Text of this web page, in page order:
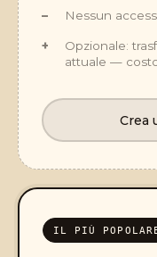
Nessun
Opzionale:
attuale —
Crea
IL PIÙ